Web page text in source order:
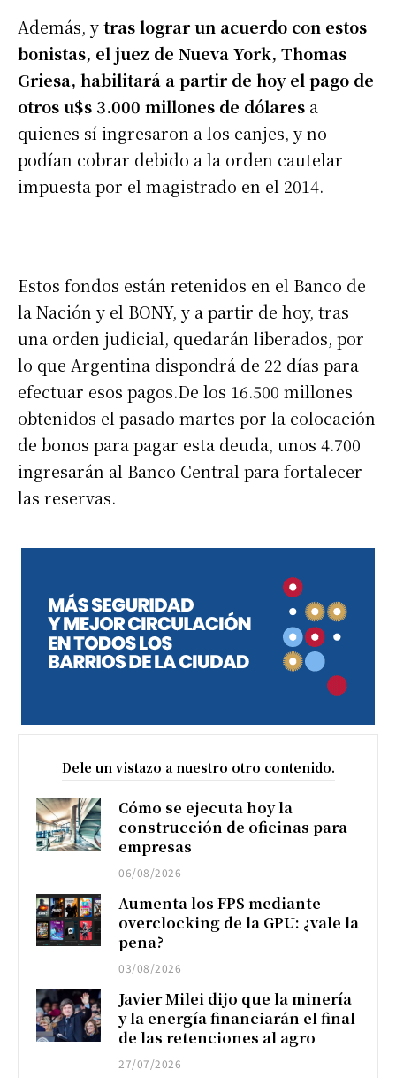
Además, ytras lograr un acuerdo con estos
bonistas, el juez de Nueva York, Thomas
Griesa, habilitará a partir de hoy el pago de
otros u$s 3.000 millones de dólares a
quienes sí ingresaron a los canjes, y no
podían cobrar debido a la orden cautelar
impuesta por el magistrado en el 2014.
Estos fondos están retenidos en el Banco de
la Nación y el BONY, y a partir de hoy, tras
una orden judicial, quedarán liberados, por
lo que Argentina dispondrá de 22 días para
efectuar esos pagos.De los 16.500 millones
obtenidos el pasado martes por la colocación
de bonos para pagar esta deuda, unos 4.700
ingresarán al Banco Central para fortalecer
las reservas.
Dele un vistazo a nuestro otro contenido.
Cómo se ejecuta hoy la
construcción de oficinas para
empresas
06/08/2026
Aumenta los FPS mediante
overclocking de la GPU: ¿vale la
pena?
03/08/2026
Javier Milei dijo que la minería
y la energía financiarán el final
de las retenciones al agro
27/07/2026